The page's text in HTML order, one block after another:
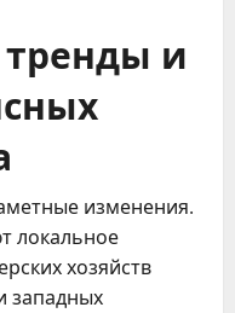
и
изменения.
локальное
хозяйств
западных